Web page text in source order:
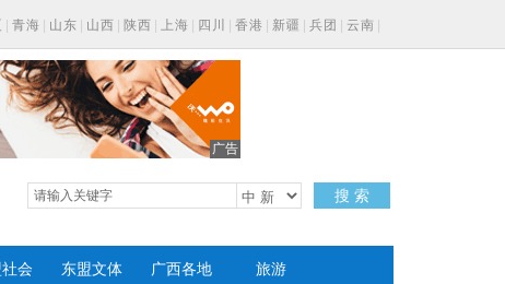
青海 山东 山西 陕西 上海 四川 香港 新疆 兵团 云南
广告
搜 索
会 东盟文体 广西各地 旅游